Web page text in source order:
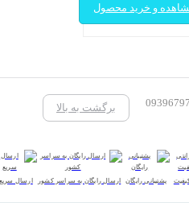
و خرید محصول
برگشت به بالا
پشتیبانی رایگان ارسال رایگان به سراسر کشور ارسال سریع